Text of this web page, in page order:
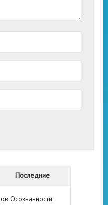
Последние
Осознанности.